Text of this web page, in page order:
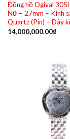
Đồng hồ Ogival
Nữ – 27mm – Kính
Quartz (Pin) – Dây
14,000,000.00₫